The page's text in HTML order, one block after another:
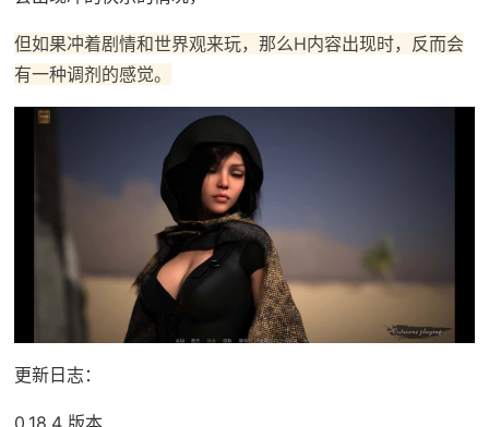
但如果冲着剧情和世界观来玩，那么H内容出现时，反而会
有一种调剂的感觉。
更新日志：
0.18.4 版本